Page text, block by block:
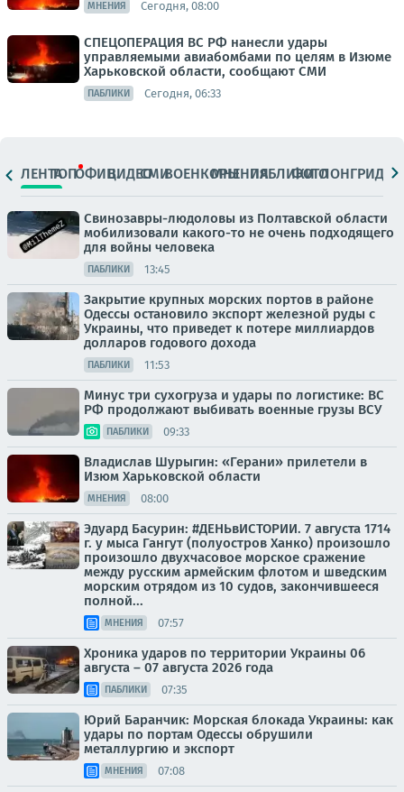
МНЕНИЯ Сегодня, 08:00
СПЕЦОПЕРАЦИЯ ВС РФ нанесли удары
управляемыми авиабомбами по целям в Изюме
Харьковской области, сообщают СМИ
ПАБЛИКИ Сегодня, 06:33
ЛЕНТАТОПОФИЦ.ВИДЕОСМИВОЕНКОРЫМНЕНИЯПАБЛИКИ
ФОТОЛОНГРИДЫ
Свинозавры-людоловы из Полтавской области
мобилизовали какого-то не очень подходящего
для войны человека
ПАБЛИКИ 13:45
Закрытие крупных морских портов в районе
Одессы остановило экспорт железной руды с
Украины, что приведет к потере миллиардов
долларов годового дохода
ПАБЛИКИ 11:53
Минус три сухогруза и удары по логистике: ВС
РФ продолжают выбивать военные грузы ВСУ
ПАБЛИКИ 09:33
Владислав Шурыгин: «Герани» прилетели в
Изюм Харьковской области
МНЕНИЯ 08:00
Эдуард Басурин: #ДЕНЬвИСТОРИИ. 7 августа 1714
г. у мыса Гангут (полуостров Ханко) произошло
произошло двухчасовое морское сражение
между русским армейским флотом и шведским
морским отрядом из 10 судов, закончившееся
полной...
МНЕНИЯ 07:57
Хроника ударов по территории Украины 06
августа – 07 августа 2026 года
ПАБЛИКИ 07:35
Юрий Баранчик: Морская блокада Украины: как
удары по портам Одессы обрушили
металлургию и экспорт
МНЕНИЯ 07:08